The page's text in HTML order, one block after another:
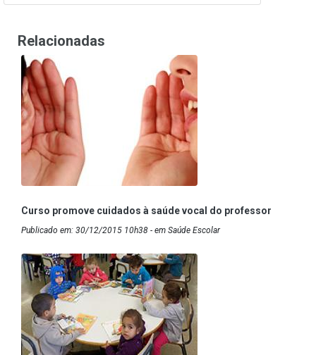
Relacionadas
Curso promove cuidados à saúde vocal do professor
Publicado em: 30/12/2015 10h38 - em Saúde Escolar